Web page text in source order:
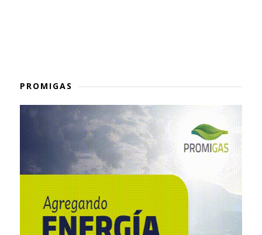
PROMIGAS